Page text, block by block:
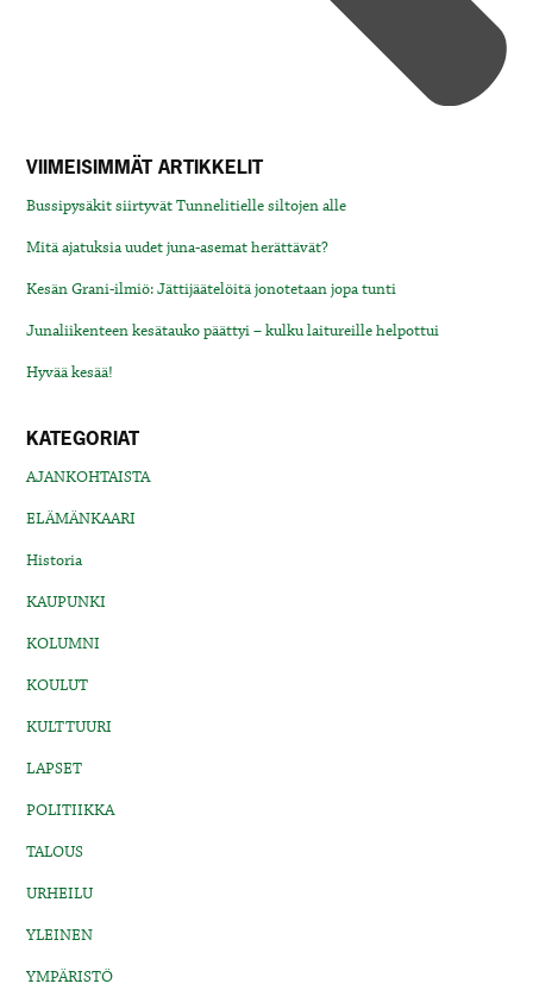
VIIMEISIMMÄT ARTIKKELIT
Bussipysäkit siirtyvät Tunnelitielle siltojen alle
Mitä ajatuksia uudet juna-asemat herättävät?
Kesän Grani-ilmiö: Jättijäätelöitä jonotetaan jopa tunti
Junaliikenteen kesätauko päättyi – kulku laitureille helpottui
Hyvää kesää!
KATEGORIAT
AJANKOHTAISTA
ELÄMÄNKAARI
Historia
KAUPUNKI
KOLUMNI
KOULUT
KULTTUURI
LAPSET
POLITIIKKA
TALOUS
URHEILU
YLEINEN
YMPÄRISTÖ